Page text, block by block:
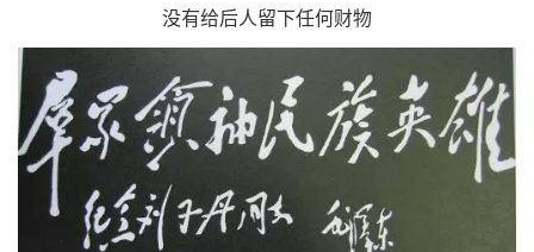
没有给后人留下任何财物